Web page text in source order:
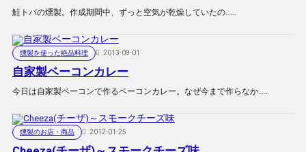
鮭トバの燻製。作成期間中、ずっと空気が乾燥していたの……
燻製を使った絶品料理 2013-09-01
自家製ベーコンカレー
今日は自家製ベーコンで作るベーコンカレー。なぜ今まで作らなか……
燻製のお店・商品 2012-01-25